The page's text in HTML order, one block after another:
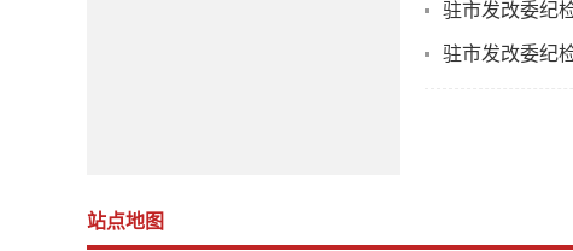
驻市发改委纪
驻市发改委纪
站点地图